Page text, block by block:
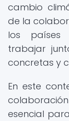
cambio
de la
los países
trabajar
concretas y
En este
esencial